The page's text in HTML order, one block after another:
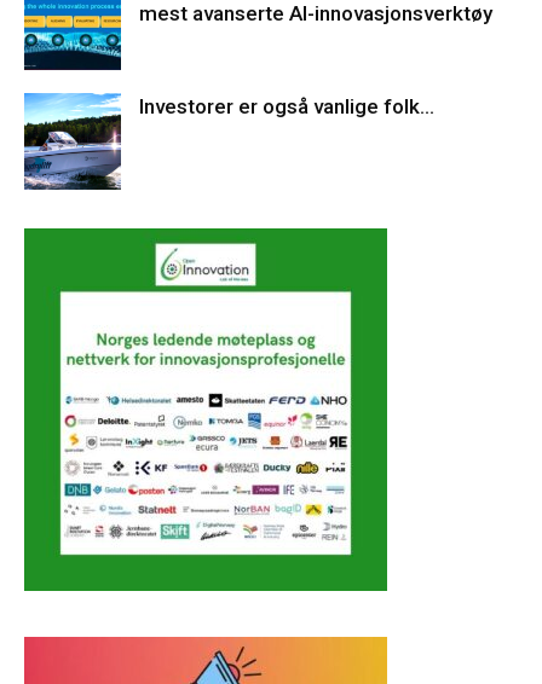
mest avanserte AI-innovasjonsverktøy
Investorer er også vanlige folk…